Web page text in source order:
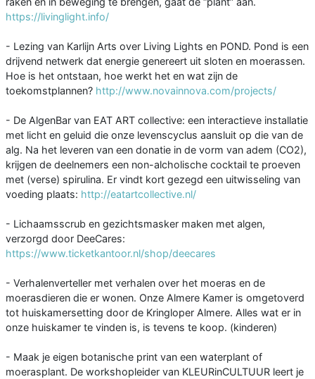
https://livinglight.info/
- Lezing van Karlijn Arts over Living Lights en POND. Pond is een
drijvend netwerk dat energie genereert uit sloten en moerassen.
Hoe is het ontstaan, hoe werkt het en wat zijn de
toekomstplannen? http://www.novainnova.com/projects/
- De AlgenBar van EAT ART collective: een interactieve installatie
met licht en geluid die onze levenscyclus aansluit op die van de
alg. Na het leveren van een donatie in de vorm van adem (CO2),
krijgen de deelnemers een non-alcholische cocktail te proeven
met (verse) spirulina. Er vindt kort gezegd een uitwisseling van
voeding plaats: http://eatartcollective.nl/
- Lichaamsscrub en gezichtsmasker maken met algen,
verzorgd door DeeCares:
https://www.ticketkantoor.nl/shop/deecares
- Verhalenverteller met verhalen over het moeras en de
moerasdieren die er wonen. Onze Almere Kamer is omgetoverd
tot huiskamersetting door de Kringloper Almere. Alles wat er in
onze huiskamer te vinden is, is tevens te koop. (kinderen)
- Maak je eigen botanische print van een waterplant of
moerasplant. De workshopleider van KLEURinCULTUUR leert je